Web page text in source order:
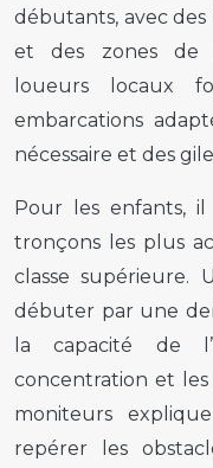
débutants, avec
et des zones de
loueurs locaux
embarcations
nécessaire et des
Pour les enfants,
tronçons les plus
classe supérieure.
débuter par une
la capacité de
concentration et les
moniteurs
repérer les